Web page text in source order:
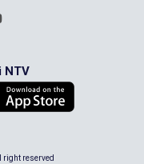
NTV
right reserved